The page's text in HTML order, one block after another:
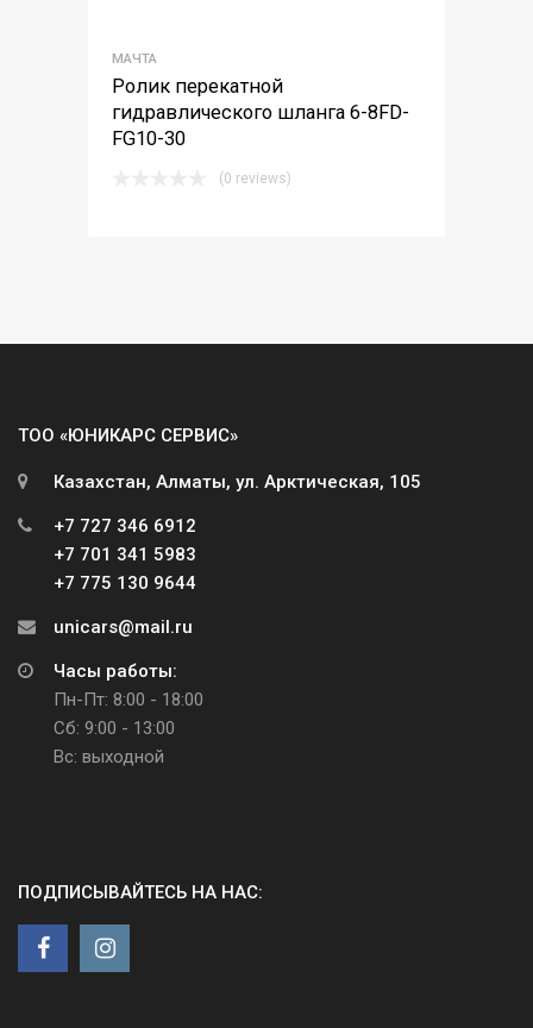
МАЧТА
Ролик перекатной
гидравлического шланга 6-8FD-
FG10-30
(0 reviews)
ТОО «ЮНИКАРС СЕРВИС»
Казахстан, Алматы, ул. Арктическая, 105
+7 727 346 6912
+7 701 341 5983
+7 775 130 9644
unicars@mail.ru
Часы работы:
Пн-Пт: 8:00 - 18:00
Сб: 9:00 - 13:00
Вс: выходной
ПОДПИСЫВАЙТЕСЬ НА НАС: